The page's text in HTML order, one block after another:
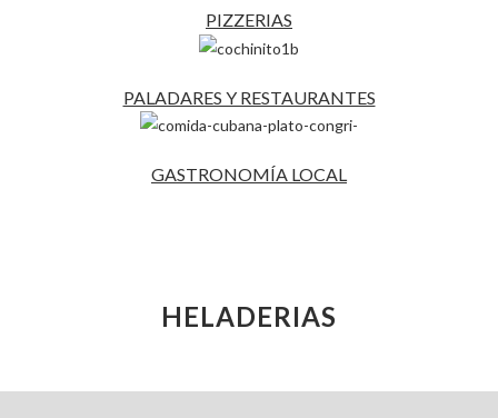
PIZZERIAS
PALADARES Y RESTAURANTES
GASTRONOMÍA LOCAL
HELADERIAS